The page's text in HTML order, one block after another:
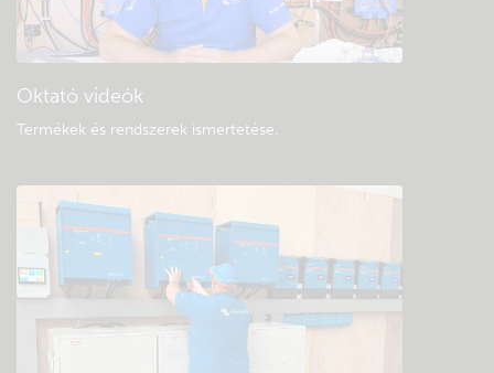
Oktató videók
Termékek és rendszerek ismertetése.